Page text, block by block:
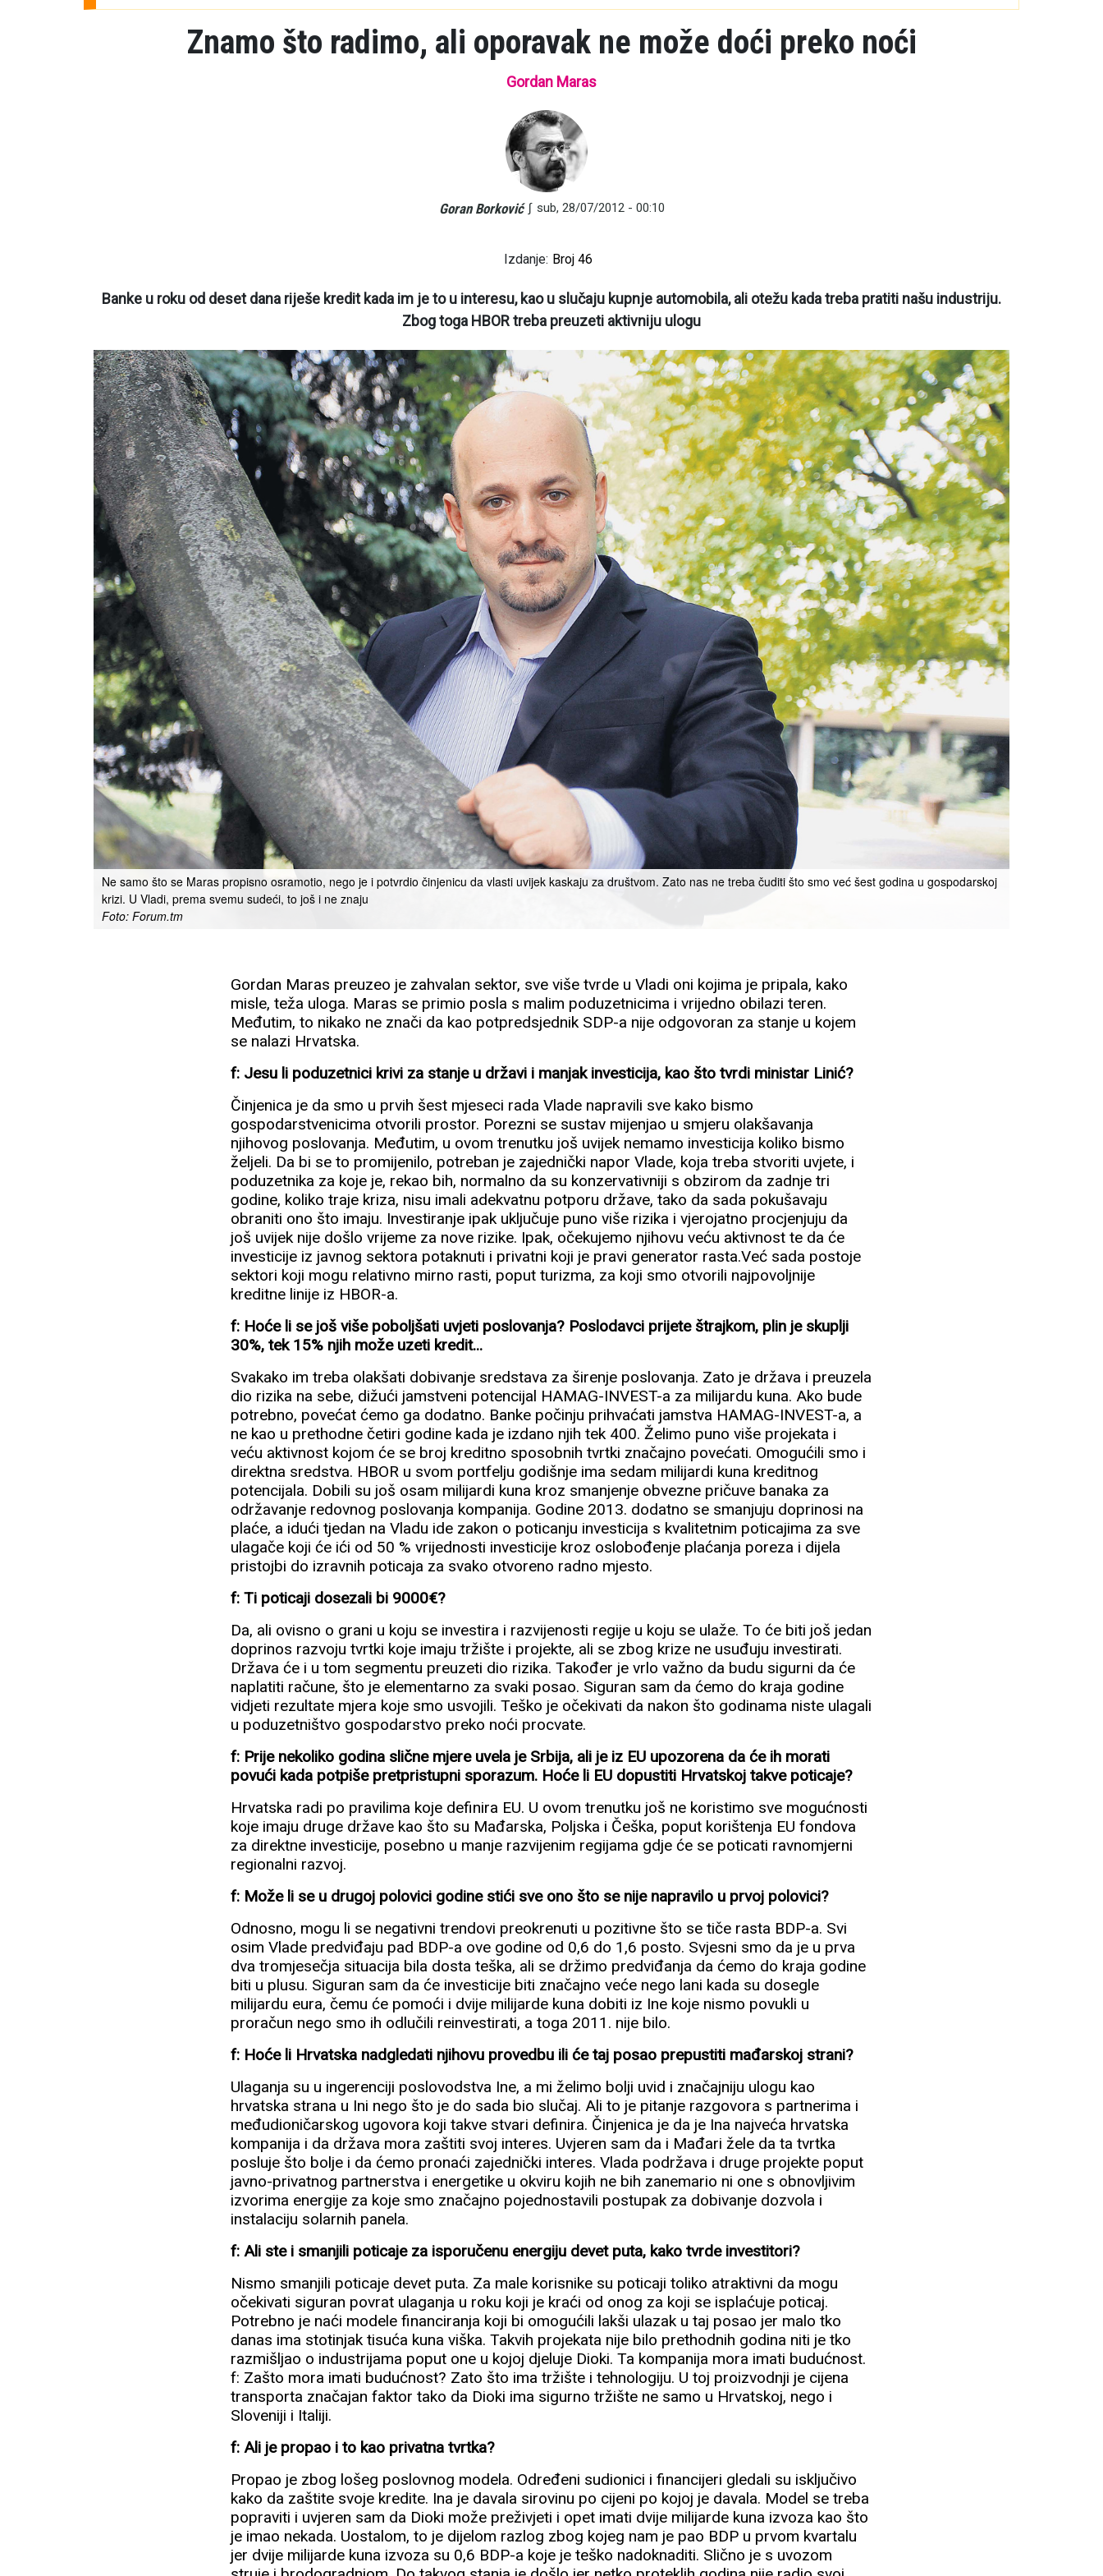
Znamo što radimo, ali oporavak ne može doći preko noći
Gordan Maras
Goran Borković ∫ sub, 28/07/2012 - 00:10
Izdanje: Broj 46
Banke u roku od deset dana riješe kredit kada im je to u interesu, kao u slučaju kupnje automobila, ali otežu kada treba pratiti našu industriju.
Zbog toga HBOR treba preuzeti aktivniju ulogu
Ne samo što se Maras propisno osramotio, nego je i potvrdio činjenicu da vlasti uvijek kaskaju za društvom. Zato nas ne treba čuditi što smo već šest godina u gospodarskoj
krizi. U Vladi, prema svemu sudeći, to još i ne znaju
Foto: Forum.tm
Gordan Maras preuzeo je zahvalan sektor, sve više tvrde u Vladi oni kojima je pripala, kako
misle, teža uloga. Maras se primio posla s malim poduzetnicima i vrijedno obilazi teren.
Međutim, to nikako ne znači da kao potpredsjednik SDP-a nije odgovoran za stanje u kojem
se nalazi Hrvatska.
f: Jesu li poduzetnici krivi za stanje u državi i manjak investicija, kao što tvrdi ministar Linić?
Činjenica je da smo u prvih šest mjeseci rada Vlade napravili sve kako bismo
gospodarstvenicima otvorili prostor. Porezni se sustav mijenjao u smjeru olakšavanja
njihovog poslovanja. Međutim, u ovom trenutku još uvijek nemamo investicija koliko bismo
željeli. Da bi se to promijenilo, potreban je zajednički napor Vlade, koja treba stvoriti uvjete, i
poduzetnika za koje je, rekao bih, normalno da su konzervativniji s obzirom da zadnje tri
godine, koliko traje kriza, nisu imali adekvatnu potporu države, tako da sada pokušavaju
obraniti ono što imaju. Investiranje ipak uključuje puno više rizika i vjerojatno procjenjuju da
još uvijek nije došlo vrijeme za nove rizike. Ipak, očekujemo njihovu veću aktivnost te da će
investicije iz javnog sektora potaknuti i privatni koji je pravi generator rasta.Već sada postoje
sektori koji mogu relativno mirno rasti, poput turizma, za koji smo otvorili najpovoljnije
kreditne linije iz HBOR-a.
f: Hoće li se još više poboljšati uvjeti poslovanja? Poslodavci prijete štrajkom, plin je skuplji
30%, tek 15% njih može uzeti kredit...
Svakako im treba olakšati dobivanje sredstava za širenje poslovanja. Zato je država i preuzela
dio rizika na sebe, dižući jamstveni potencijal HAMAG-INVEST-a za milijardu kuna. Ako bude
potrebno, povećat ćemo ga dodatno. Banke počinju prihvaćati jamstva HAMAG-INVEST-a, a
ne kao u prethodne četiri godine kada je izdano njih tek 400. Želimo puno više projekata i
veću aktivnost kojom će se broj kreditno sposobnih tvrtki značajno povećati. Omogućili smo i
direktna sredstva. HBOR u svom portfelju godišnje ima sedam milijardi kuna kreditnog
potencijala. Dobili su još osam milijardi kuna kroz smanjenje obvezne pričuve banaka za
održavanje redovnog poslovanja kompanija. Godine 2013. dodatno se smanjuju doprinosi na
plaće, a idući tjedan na Vladu ide zakon o poticanju investicija s kvalitetnim poticajima za sve
ulagače koji će ići od 50 % vrijednosti investicije kroz oslobođenje plaćanja poreza i dijela
pristojbi do izravnih poticaja za svako otvoreno radno mjesto.
f: Ti poticaji dosezali bi 9000€?
Da, ali ovisno o grani u koju se investira i razvijenosti regije u koju se ulaže. To će biti još jedan
doprinos razvoju tvrtki koje imaju tržište i projekte, ali se zbog krize ne usuđuju investirati.
Država će i u tom segmentu preuzeti dio rizika. Također je vrlo važno da budu sigurni da će
naplatiti račune, što je elementarno za svaki posao. Siguran sam da ćemo do kraja godine
vidjeti rezultate mjera koje smo usvojili. Teško je očekivati da nakon što godinama niste ulagali
u poduzetništvo gospodarstvo preko noći procvate.
f: Prije nekoliko godina slične mjere uvela je Srbija, ali je iz EU upozorena da će ih morati
povući kada potpiše pretpristupni sporazum. Hoće li EU dopustiti Hrvatskoj takve poticaje?
Hrvatska radi po pravilima koje definira EU. U ovom trenutku još ne koristimo sve mogućnosti
koje imaju druge države kao što su Mađarska, Poljska i Češka, poput korištenja EU fondova
za direktne investicije, posebno u manje razvijenim regijama gdje će se poticati ravnomjerni
regionalni razvoj.
f: Može li se u drugoj polovici godine stići sve ono što se nije napravilo u prvoj polovici?
Odnosno, mogu li se negativni trendovi preokrenuti u pozitivne što se tiče rasta BDP-a. Svi
osim Vlade predviđaju pad BDP-a ove godine od 0,6 do 1,6 posto. Svjesni smo da je u prva
dva tromjesečja situacija bila dosta teška, ali se držimo predviđanja da ćemo do kraja godine
biti u plusu. Siguran sam da će investicije biti značajno veće nego lani kada su dosegle
milijardu eura, čemu će pomoći i dvije milijarde kuna dobiti iz Ine koje nismo povukli u
proračun nego smo ih odlučili reinvestirati, a toga 2011. nije bilo.
f: Hoće li Hrvatska nadgledati njihovu provedbu ili će taj posao prepustiti mađarskoj strani?
Ulaganja su u ingerenciji poslovodstva Ine, a mi želimo bolji uvid i značajniju ulogu kao
hrvatska strana u Ini nego što je do sada bio slučaj. Ali to je pitanje razgovora s partnerima i
međudioničarskog ugovora koji takve stvari definira. Činjenica je da je Ina najveća hrvatska
kompanija i da država mora zaštiti svoj interes. Uvjeren sam da i Mađari žele da ta tvrtka
posluje što bolje i da ćemo pronaći zajednički interes. Vlada podržava i druge projekte poput
javno-privatnog partnerstva i energetike u okviru kojih ne bih zanemario ni one s obnovljivim
izvorima energije za koje smo značajno pojednostavili postupak za dobivanje dozvola i
instalaciju solarnih panela.
f: Ali ste i smanjili poticaje za isporučenu energiju devet puta, kako tvrde investitori?
Nismo smanjili poticaje devet puta. Za male korisnike su poticaji toliko atraktivni da mogu
očekivati siguran povrat ulaganja u roku koji je kraći od onog za koji se isplaćuje poticaj.
Potrebno je naći modele financiranja koji bi omogućili lakši ulazak u taj posao jer malo tko
danas ima stotinjak tisuća kuna viška. Takvih projekata nije bilo prethodnih godina niti je tko
razmišljao o industrijama poput one u kojoj djeluje Dioki. Ta kompanija mora imati budućnost.
f: Zašto mora imati budućnost? Zato što ima tržište i tehnologiju. U toj proizvodnji je cijena
transporta značajan faktor tako da Dioki ima sigurno tržište ne samo u Hrvatskoj, nego i
Sloveniji i Italiji.
f: Ali je propao i to kao privatna tvrtka?
Propao je zbog lošeg poslovnog modela. Određeni sudionici i financijeri gledali su isključivo
kako da zaštite svoje kredite. Ina je davala sirovinu po cijeni po kojoj je davala. Model se treba
popraviti i uvjeren sam da Dioki može preživjeti i opet imati dvije milijarde kuna izvoza kao što
je imao nekada. Uostalom, to je dijelom razlog zbog kojeg nam je pao BDP u prvom kvartalu
jer dvije milijarde kuna izvoza su 0,6 BDP-a koje je teško nadoknaditi. Slično je s uvozom